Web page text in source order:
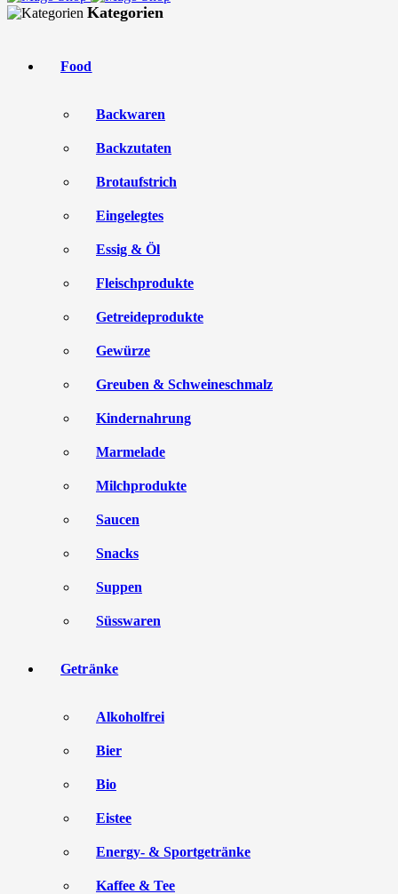
Kategorien
Food
Backwaren
Backzutaten
Brotaufstrich
Eingelegtes
Essig & Öl
Fleischprodukte
Getreideprodukte
Gewürze
Greuben & Schweineschmalz
Kindernahrung
Marmelade
Milchprodukte
Saucen
Snacks
Suppen
Süsswaren
Getränke
Alkoholfrei
Bier
Bio
Eistee
Energy- & Sportgetränke
Kaffee & Tee